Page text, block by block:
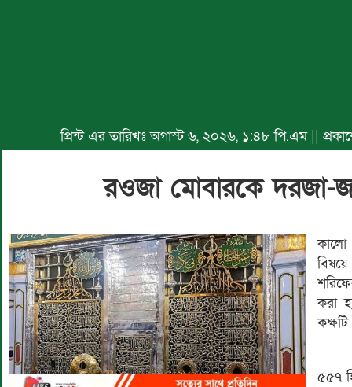
প্রিন্ট এর তারিখঃ অগাস্ট ৬, ২০২৬, ১:৪৮ পি.এম ||
রওজা মোবারকে দরজা-
কালো
করা
৫৫৭